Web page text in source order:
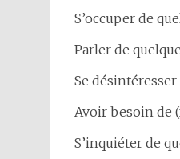
S’occuper de
Parler de
Se
Avoir besoin de
S’inquiéter de